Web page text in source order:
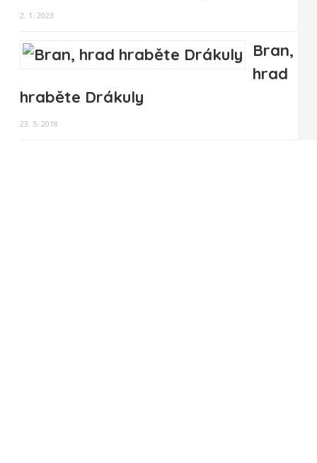
2. 1. 2023
Bran,
hrad
hraběte Drákuly
23. 5. 2018